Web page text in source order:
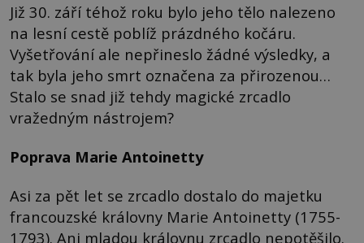
Již 30. září téhož roku bylo jeho tělo nalezeno
na lesní cestě poblíž prázdného kočáru.
Vyšetřování ale nepřineslo žádné výsledky, a
tak byla jeho smrt označena za přirozenou…
Stalo se snad již tehdy magické zrcadlo
vražedným nástrojem?
Poprava Marie Antoinetty
Asi za pět let se zrcadlo dostalo do majetku
francouzské královny Marie Antoinetty (1755-
1793). Ani mladou královnu zrcadlo nepotěšilo.